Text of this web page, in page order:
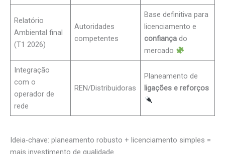
Relatório
Ambiental final
(T1 2026)
Autoridades
competentes
Base definitiva para
licenciamento e
confiança do
mercado
Integração
com o
operador de
rede
REN/Distribuidoras
Planeamento de
ligações e reforços
Ideia-chave: planeamento robusto + licenciamento simples =
mais investimento de qualidade.